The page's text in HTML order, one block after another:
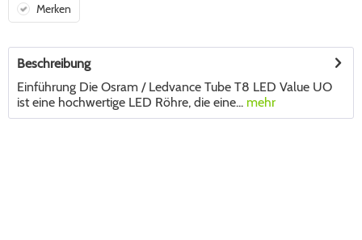
Merken
Beschreibung
Einführung Die Osram / Ledvance Tube T8 LED Value UO
ist eine hochwertige LED Röhre, die eine... mehr